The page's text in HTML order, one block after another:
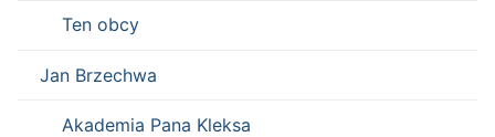
Ten obcy
Jan Brzechwa
Akademia Pana Kleksa